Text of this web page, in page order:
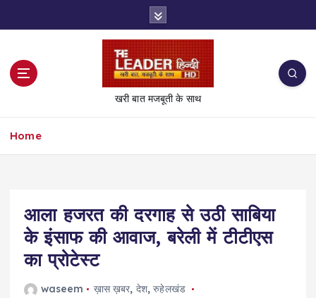
t
खरी बात मजबूती के साथ
Home
आला हजरत की दरगाह से उठी साबिया
के इंसाफ की आवाज, बरेली में टीटीएस
का प्रोटेस्ट
waseem ख़ास ख़बर, देश,रुहेलखंड